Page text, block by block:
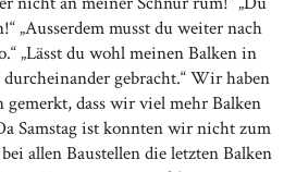
„Ausserdem musst du weiter nach
„Lässt du wohl meinen Balken in
gebracht.“ Wir haben
gemerkt, dass wir viel mehr Balken
Samstag ist konnten wir nicht zum
allen Baustellen die letzten Balken